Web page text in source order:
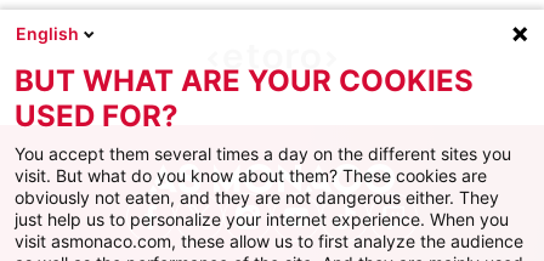
Facebook
X Instagram
YoutubeTikTokTwitch
English
BUT WHAT ARE YOUR COOKIES
USED FOR?
You accept them several times a day on the different sites you
visit. But what do you know about them? These cookies are
obviously not eaten, and they are not dangerous either. They
just help us to personalize your internet experience. When you
visit asmonaco.com, these allow us to first analyze the audience